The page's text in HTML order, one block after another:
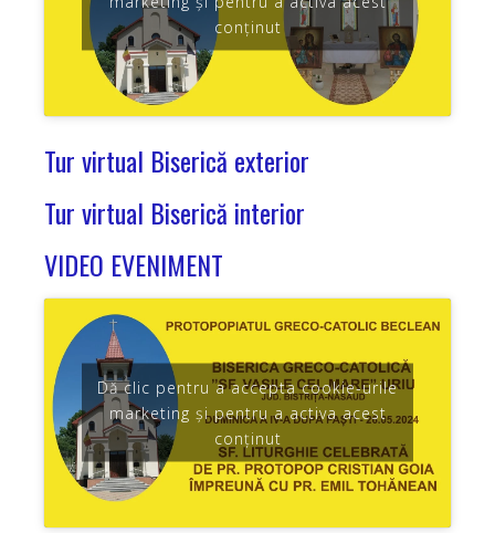
conținut
Tur virtual Biserică exterior
Tur virtual Biserică interior
VIDEO EVENIMENT
Dă clic pentru a accepta cookie-urile
marketing și pentru a activa acest
conținut